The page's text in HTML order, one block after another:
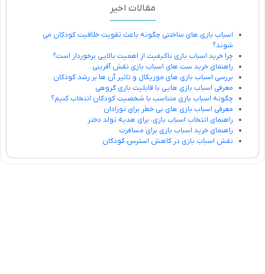
مقالات اخیر
اسباب بازی های ساختنی چگونه باعث تقویت خلاقیت کودکان می
شوند؟
چرا خرید اسباب بازی باکیفیت از اهمیت بالایی برخوردار است؟
راهنمای خرید ست های اسباب بازی نقش آفرینی
بررسی اسباب بازی های موزیکال و تاثیر آن ها بر رشد کودکان
معرفی اسباب بازی هایی با قابلیت بازی گروهی
چگونه اسباب بازی متناسب با شخصیت کودکان انتخاب کنیم؟
معرفی اسباب بازی های بی خطر برای نوزادان
راهنمای انتخاب اسباب بازی، برای هدیه تولد دختر
راهنمای خرید اسباب بازی برای مسافرت
نقش اسباب بازی در کاهش استرس کودکان